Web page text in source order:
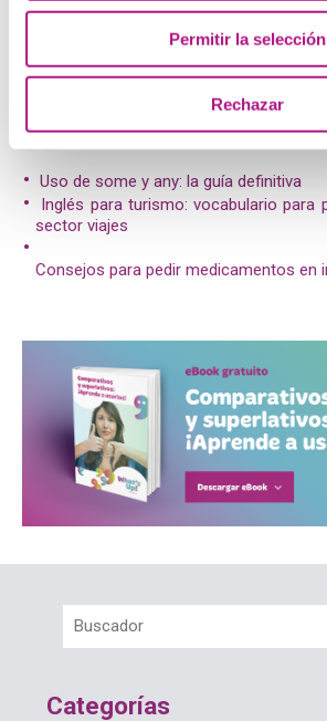
Permitir la selección
Rechazar
6) The sheepdog ismuch heavier
7) The Saint Bernard isthe heaviestdog
Uso de some y any: la guía definitiva
Inglés para turismo: vocabulario para
sector viajes
Consejos para pedir medicamentos en
Categorías